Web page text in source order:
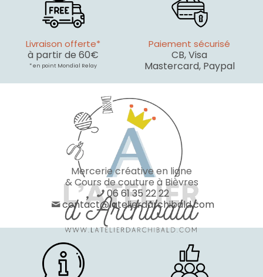
Livraison offerte*
à partir de 60€
* en point Mondial Relay
Paiement sécurisé
CB, Visa
Mastercard, Paypal
Mercerie créative en ligne
& Cours de couture à Bièvres
06 61 35 22 22
contact@latelierdarchibald.com